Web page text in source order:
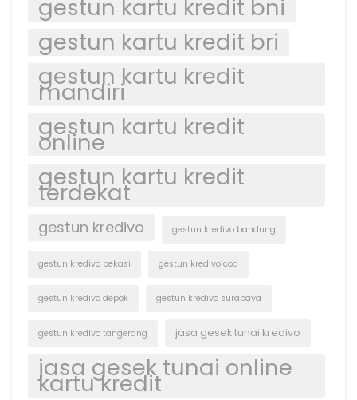
gestun kartu kredit bni
gestun kartu kredit bri
gestun kartu kredit
mandiri
gestun kartu kredit
online
gestun kartu kredit
terdekat
gestun kredivo gestun kredivo bandung
gestun kredivo bekasi gestun kredivo cod
gestun kredivo depok gestun kredivo surabaya
gestun kredivo tangerang jasa gesek tunai kredivo
jasa gesek tunai online
kartu kredit